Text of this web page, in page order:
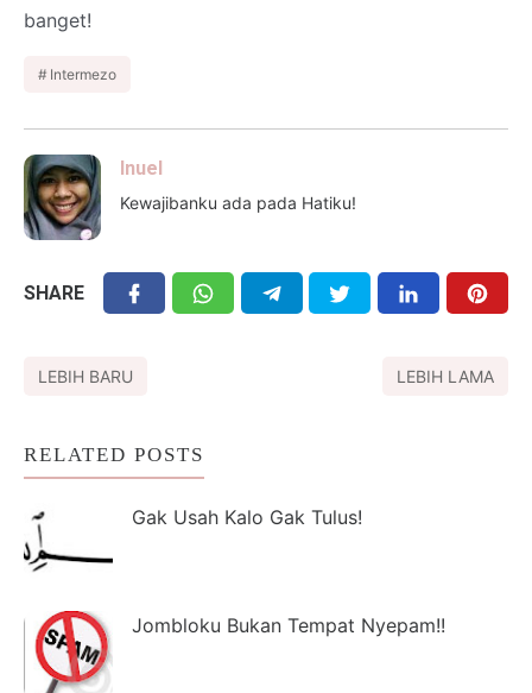
banget!
Intermezo
Inuel
Kewajibanku ada pada Hatiku!
SHARE
LEBIH BARU LEBIH LAMA
RELATED POSTS
Gak Usah Kalo Gak Tulus!
Jombloku Bukan Tempat Nyepam!!